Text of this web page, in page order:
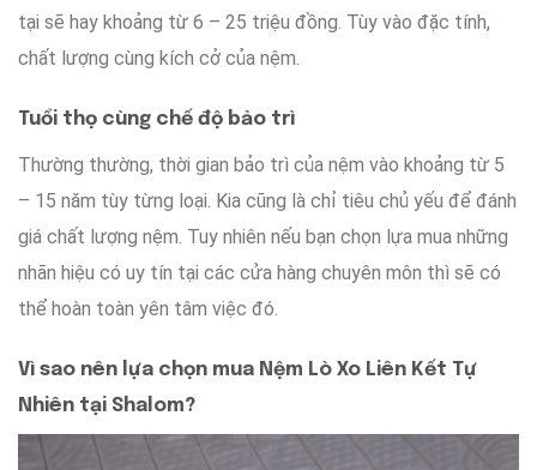
tại sẽ hay khoảng từ 6 – 25 triệu đồng. Tùy vào đặc tính,
chất lượng cùng kích cở của nệm.
Tuổi thọ cùng chế độ bảo trì
Thường thường, thời gian bảo trì của nệm vào khoảng từ 5
– 15 năm tùy từng loại. Kia cũng là chỉ tiêu chủ yếu để đánh
giá chất lượng nệm. Tuy nhiên nếu bạn chọn lựa mua những
nhãn hiệu có uy tín tại các cửa hàng chuyên môn thì sẽ có
thể hoàn toàn yên tâm việc đó.
Vì sao nên lựa chọn mua Nệm Lò Xo Liên Kết Tự
Nhiên tại Shalom?